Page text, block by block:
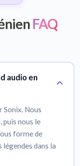
FAQ
audio en
Sonix. Nous
puis nous le
forme de
dans la